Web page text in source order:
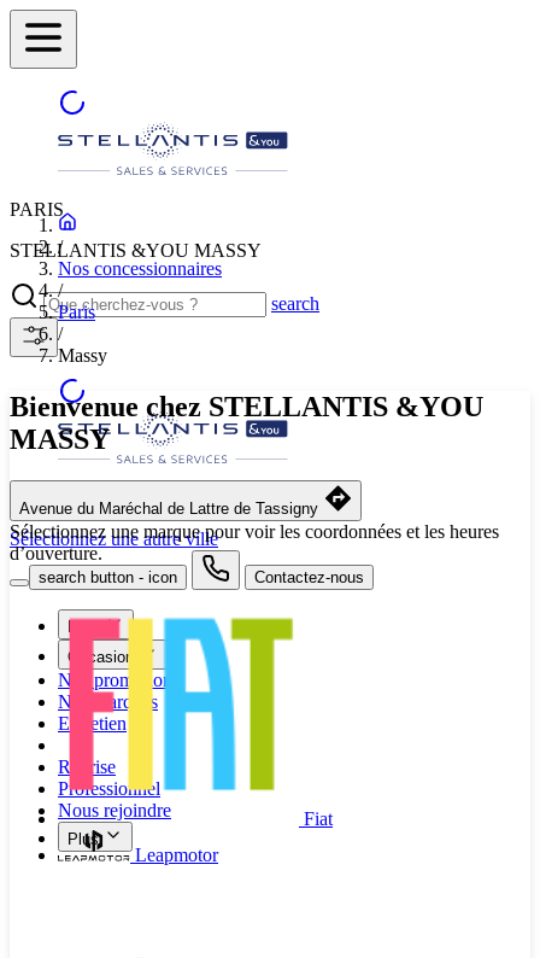
PARIS
STELLANTIS &YOU MASSY
search
STELLANTIS &YOU MASSY
Sélectionnez une autre ville
search button - icon Contactez-nous
Occasion
Nos promotions
Nos marques
Entretien
Reprise
Professionnel
Nous rejoindre
Plus
/
Nos concessionnaires
/
Paris
/
Massy
Bienvenue chez STELLANTIS &YOU
MASSY
Avenue du Maréchal de Lattre de Tassigny
Sélectionnez une marque pour voir les coordonnées et les heures
d’ouverture.
Fiat
Leapmotor